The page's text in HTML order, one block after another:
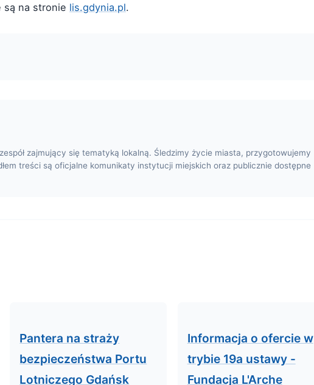
są na stronie lis.gdynia.pl.
zajmujący się tematyką lokalną. Śledzimy życie miasta, przygotowujemy
treści są oficjalne komunikaty instytucji miejskich oraz publicznie dostępne
Pantera na straży
bezpieczeństwa Portu
Lotniczego Gdańsk
Informacja o ofercie w
trybie 19a ustawy -
Fundacja L'Arche